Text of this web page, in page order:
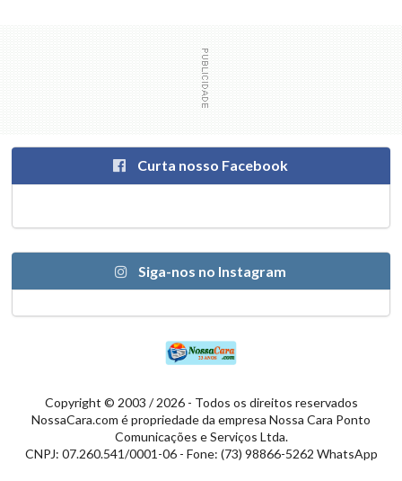
Curta nosso Facebook
Siga-nos no Instagram
Copyright © 2003 / 2026 - Todos os direitos reservados
NossaCara.com é propriedade da empresa Nossa Cara Ponto
Comunicações e Serviços Ltda.
CNPJ: 07.260.541/0001-06 - Fone: (73) 98866-5262 WhatsApp